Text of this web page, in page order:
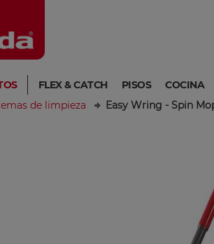
FLEX & CATCH PISOS
COCINA
de limpieza Easy Wring - Spin